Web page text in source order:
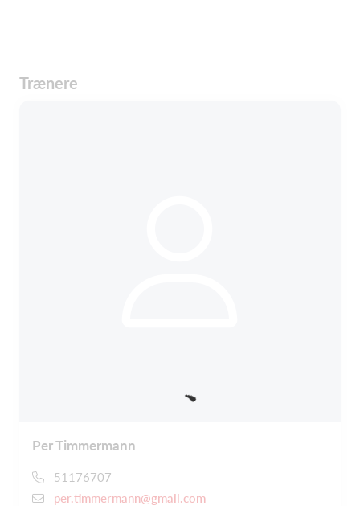
Trænere
Per Timmermann
51176707
per.timmermann@gmail.com